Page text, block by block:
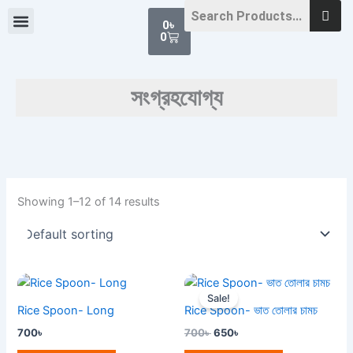
0৳
0
Cart
সংগ্রহযোগ্য
Showing 1–12 of 14 results
Rice Spoon- Long
700৳
Sale!
Rice Spoon- ভাত তোলার চামচ
700৳
Original
price
was:
700৳ .
650৳
Current
price
is:
650৳ .